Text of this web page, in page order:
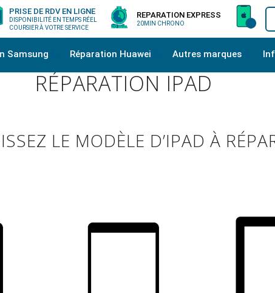
PRISE DE RDV EN LIGNE
DISPONIBILITÉ EN TEMPS RÉEL
COURSIER À VOTRE SERVICE
REPARATION EXPRESS
20MIN CHRONO
Samsung Réparation Huawei Autres marques
RÉPARATION IPAD
LE MODÈLE D’IPAD À